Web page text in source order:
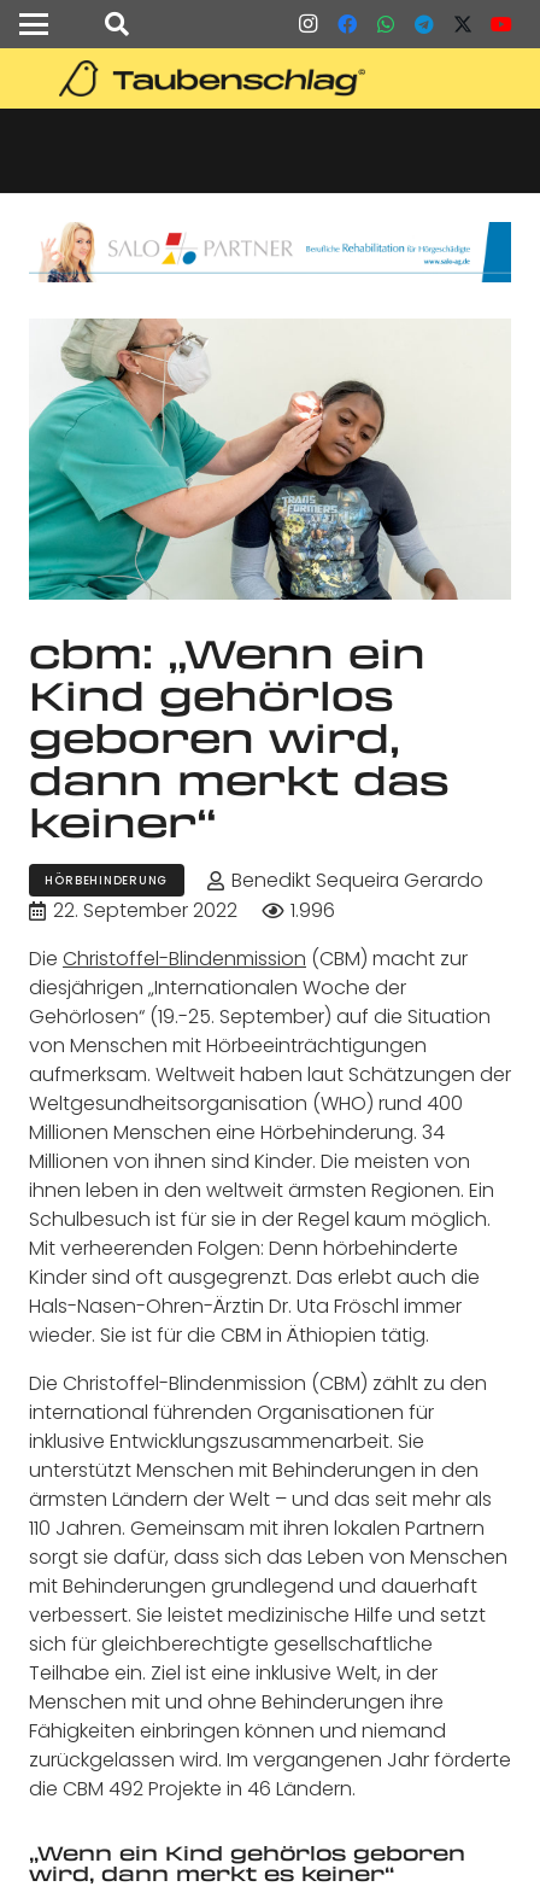
cbm: „Wenn ein
Kind gehörlos
geboren wird,
dann merkt das
keiner“
HÖRBEHINDERUNG
Benedikt Sequeira Gerardo
22. September 2022
1.996
Die Christoffel-Blindenmission (CBM) macht zur
diesjährigen „Internationalen Woche der
Gehörlosen“ (19.-25. September) auf die Situation
von Menschen mit Hörbeeinträchtigungen
aufmerksam. Weltweit haben laut Schätzungen der
Weltgesundheitsorganisation (WHO) rund 400
Millionen Menschen eine Hörbehinderung. 34
Millionen von ihnen sind Kinder. Die meisten von
ihnen leben in den weltweit ärmsten Regionen. Ein
Schulbesuch ist für sie in der Regel kaum möglich.
Mit verheerenden Folgen: Denn hörbehinderte
Kinder sind oft ausgegrenzt. Das erlebt auch die
Hals-Nasen-Ohren-Ärztin Dr. Uta Fröschl immer
wieder. Sie ist für die CBM in Äthiopien tätig.
Die Christoffel-Blindenmission (CBM) zählt zu den
international führenden Organisationen für
inklusive Entwicklungszusammenarbeit. Sie
unterstützt Menschen mit Behinderungen in den
ärmsten Ländern der Welt – und das seit mehr als
110 Jahren. Gemeinsam mit ihren lokalen Partnern
sorgt sie dafür, dass sich das Leben von Menschen
mit Behinderungen grundlegend und dauerhaft
verbessert. Sie leistet medizinische Hilfe und setzt
sich für gleichberechtigte gesellschaftliche
Teilhabe ein. Ziel ist eine inklusive Welt, in der
Menschen mit und ohne Behinderungen ihre
Fähigkeiten einbringen können und niemand
zurückgelassen wird. Im vergangenen Jahr förderte
die CBM 492 Projekte in 46 Ländern.
„Wenn ein Kind gehörlos geboren
wird, dann merkt es keiner“